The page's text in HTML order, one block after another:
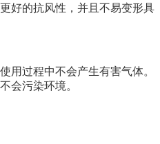
好的抗风性，并且不易变形具
过程中不会产生有害气体。
会污染环境。